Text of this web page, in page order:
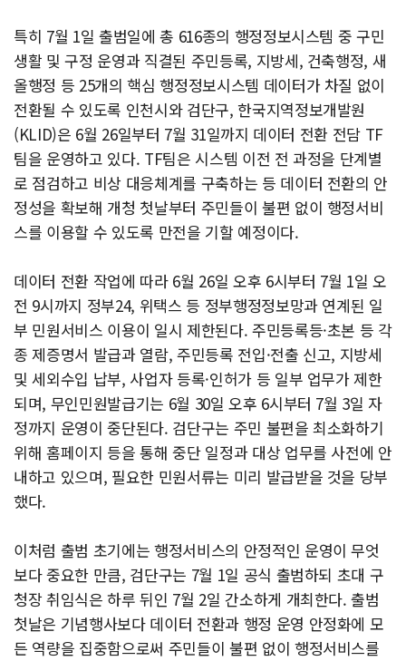
특히 7월 1일 출범일에 총 616종의 행정정보시스템 중 구민
생활 및 구정 운영과 직결된 주민등록, 지방세, 건축행정, 새
올행정 등 25개의 핵심 행정정보시스템 데이터가 차질 없이
전환될 수 있도록 인천시와 검단구, 한국지역정보개발원
(KLID)은 6월 26일부터 7월 31일까지 데이터 전환 전담 TF
팀을 운영하고 있다. TF팀은 시스템 이전 전 과정을 단계별
로 점검하고 비상 대응체계를 구축하는 등 데이터 전환의 안
정성을 확보해 개청 첫날부터 주민들이 불편 없이 행정서비
스를 이용할 수 있도록 만전을 기할 예정이다.
데이터 전환 작업에 따라 6월 26일 오후 6시부터 7월 1일 오
전 9시까지 정부24, 위택스 등 정부행정정보망과 연계된 일
부 민원서비스 이용이 일시 제한된다. 주민등록등·초본 등 각
종 제증명서 발급과 열람, 주민등록 전입·전출 신고, 지방세
및 세외수입 납부, 사업자 등록·인허가 등 일부 업무가 제한
되며, 무인민원발급기는 6월 30일 오후 6시부터 7월 3일 자
정까지 운영이 중단된다. 검단구는 주민 불편을 최소화하기
위해 홈페이지 등을 통해 중단 일정과 대상 업무를 사전에 안
내하고 있으며, 필요한 민원서류는 미리 발급받을 것을 당부
했다.
이처럼 출범 초기에는 행정서비스의 안정적인 운영이 무엇
보다 중요한 만큼, 검단구는 7월 1일 공식 출범하되 초대 구
청장 취임식은 하루 뒤인 7월 2일 간소하게 개최한다. 출범
첫날은 기념행사보다 데이터 전환과 행정 운영 안정화에 모
든 역량을 집중함으로써 주민들이 불편 없이 행정서비스를